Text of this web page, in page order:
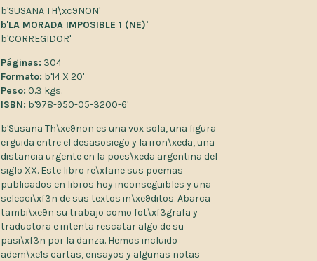
b'SUSANA TH\xc9NON'
b'LA MORADA IMPOSIBLE 1 (NE)'
b'CORREGIDOR'
Páginas: 304
Formato: b'14 X 20'
Peso: 0.3 kgs.
ISBN: b'978-950-05-3200-6'
b'Susana Th\xe9non es una vox sola, una figura
erguida entre el desasosiego y la iron\xeda, una
distancia urgente en la poes\xeda argentina del
siglo XX. Este libro re\xfane sus poemas
publicados en libros hoy inconseguibles y una
selecci\xf3n de sus textos in\xe9ditos. Abarca
tambi\xe9n su trabajo como fot\xf3grafa y
traductora e intenta rescatar algo de su
pasi\xf3n por la danza. Hemos incluido
adem\xe1s cartas, ensayos y algunas notas